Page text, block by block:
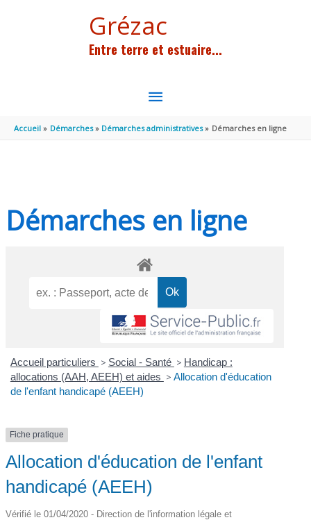
Grézac
Entre terre et estuaire...
MENU
PRINCIPAL
Accueil Démarches Démarches administratives Démarches en ligne
Démarches en ligne
Accueil particuliers > Social - Santé > Handicap :
allocations (AAH, AEEH) et aides > Allocation d'éducation
de l'enfant handicapé (AEEH)
Fiche pratique
Allocation d'éducation de l'enfant
handicapé (AEEH)
Vérifié le 01/04/2020 - Direction de l'information légale et